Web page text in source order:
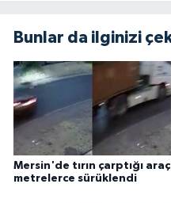
Bunlar da ilginizi
Mersin'de tırın çarptığı araç
metrelerce sürüklendi